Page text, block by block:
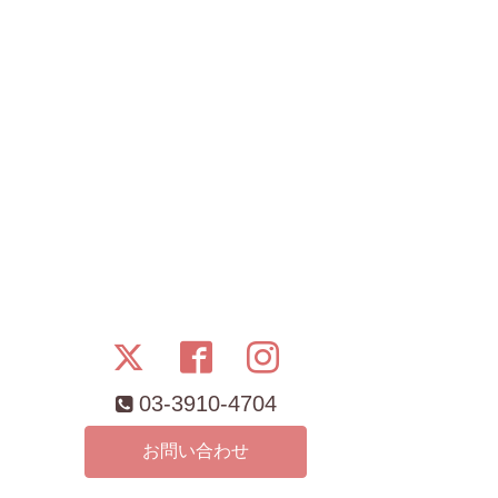
03-3910-4704
お問い合わせ